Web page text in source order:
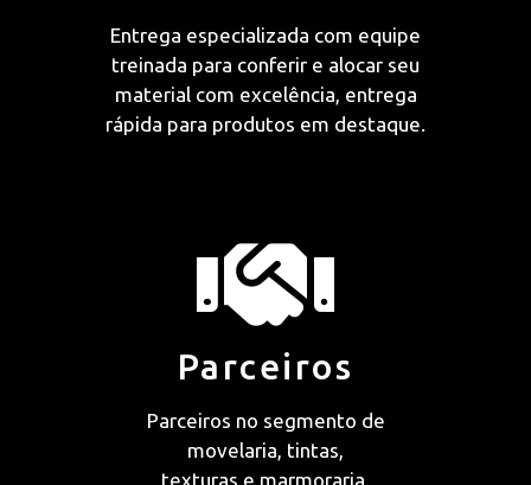
Entrega especializada com equipe
treinada para conferir e alocar seu
material com excelência, entrega
rápida para produtos em destaque.
Parceiros
Parceiros no segmento de
movelaria, tintas,
texturas e marmoraria.